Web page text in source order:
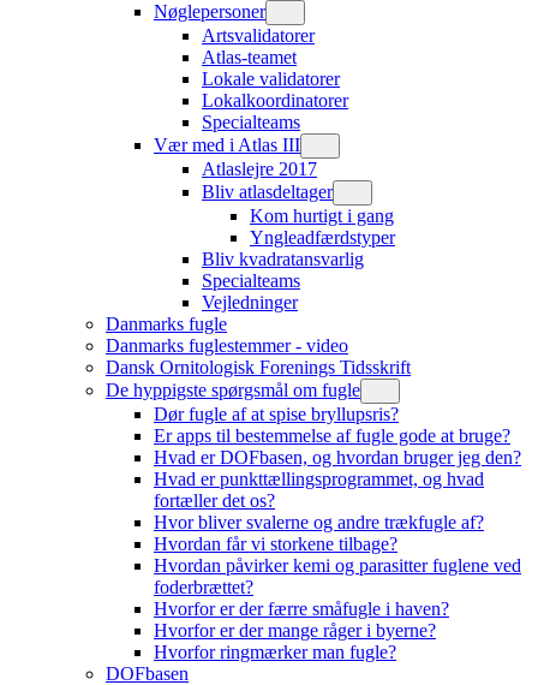
Nøglepersoner
Artsvalidatorer
Atlas-teamet
Lokale validatorer
Lokalkoordinatorer
Specialteams
Vær med i Atlas III
Atlaslejre 2017
Bliv atlasdeltager
Kom hurtigt i gang
Yngleadfærdstyper
Bliv kvadratansvarlig
Specialteams
Vejledninger
Danmarks fugle
Danmarks fuglestemmer - video
Dansk Ornitologisk Forenings Tidsskrift
De hyppigste spørgsmål om fugle
Dør fugle af at spise bryllupsris?
Er apps til bestemmelse af fugle gode at bruge?
Hvad er DOFbasen, og hvordan bruger jeg den?
Hvad er punkttællingsprogrammet, og hvad
fortæller det os?
Hvor bliver svalerne og andre trækfugle af?
Hvordan får vi storkene tilbage?
Hvordan påvirker kemi og parasitter fuglene ved
foderbrættet?
Hvorfor er der færre småfugle i haven?
Hvorfor er der mange råger i byerne?
Hvorfor ringmærker man fugle?
DOFbasen